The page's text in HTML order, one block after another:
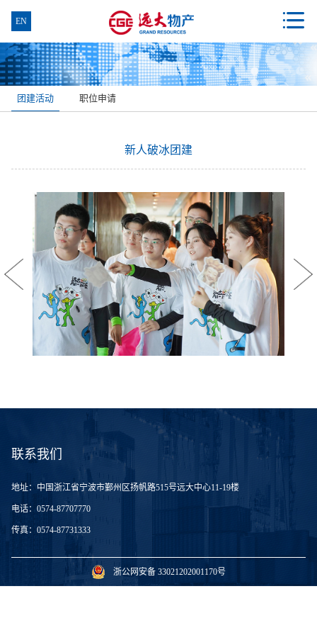
EN 
团建活动 职位申请
新人破冰团建
联系我们
地址： 中国浙江省宁波市鄞州区扬帆路515号远大中心11-19楼
电话： 0574-87707770
传真： 0574-87731333
浙公网安备 33021202001170号